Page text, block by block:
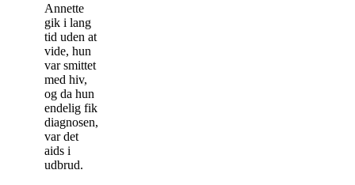
Annette
gik i lang
tid uden at
vide, hun
var smittet
med hiv,
og da hun
endelig fik
diagnosen,
var det
aids i
udbrud.